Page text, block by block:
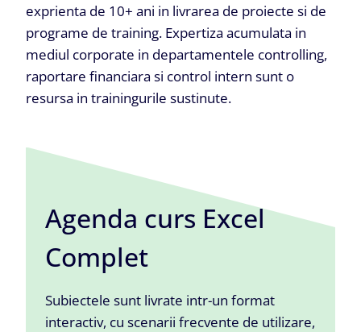
exprienta de 10+ ani in livrarea de proiecte si de
programe de training. Expertiza acumulata in
mediul corporate in departamentele controlling,
raportare financiara si control intern sunt o
resursa in trainingurile sustinute.
Agenda curs Excel
Complet
Subiectele sunt livrate intr-un format
interactiv, cu scenarii frecvente de utilizare,